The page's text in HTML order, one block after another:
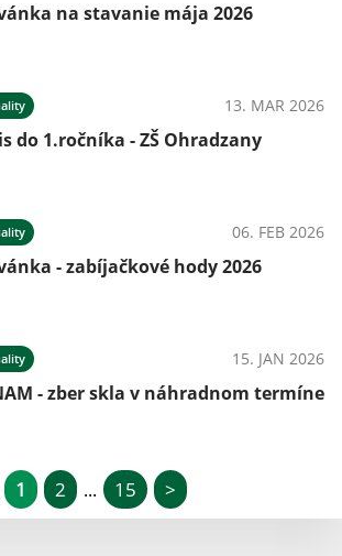
na stavanie mája 2026
13. MAR 2026
do 1.ročníka - ZŠ Ohradzany
06. FEB 2026
- zabíjačkové hody 2026
15. JAN 2026
- zber skla v náhradnom termíne
1 2 ... 15 >